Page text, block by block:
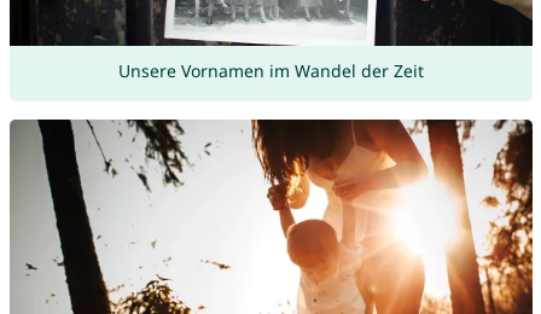
Unsere Vornamen im Wandel der Zeit